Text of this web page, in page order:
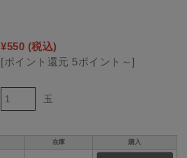
¥550 (税込)
[ポイント還元 5ポイント～]
玉
在庫 購入